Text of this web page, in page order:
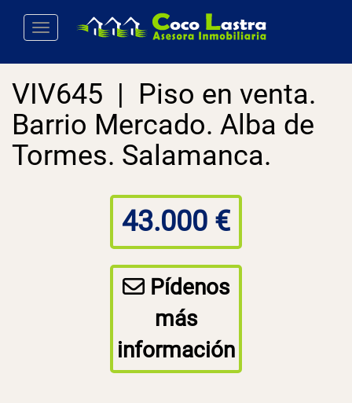
Toggle navigation
VIV645 | Piso en venta.
Barrio Mercado. Alba de
Tormes. Salamanca.
43.000 €
Pídenos
más
información